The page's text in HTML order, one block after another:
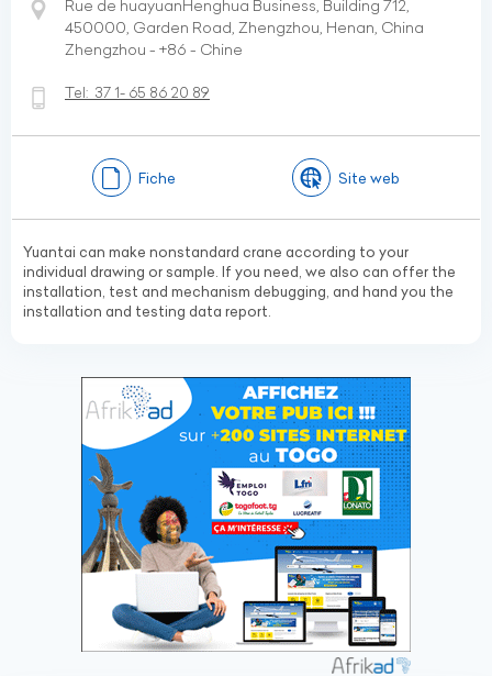
Rue de huayuanHenghua Business, Building 712,
450000, Garden Road, Zhengzhou, Henan, China
Zhengzhou - +86 - Chine
Tel: 37 1- 65 86 20 89
Fiche Site web
Yuantai can make nonstandard crane according to your
individual drawing or sample. If you need, we also can offer the
installation, test and mechanism debugging, and hand you the
installation and testing data report.